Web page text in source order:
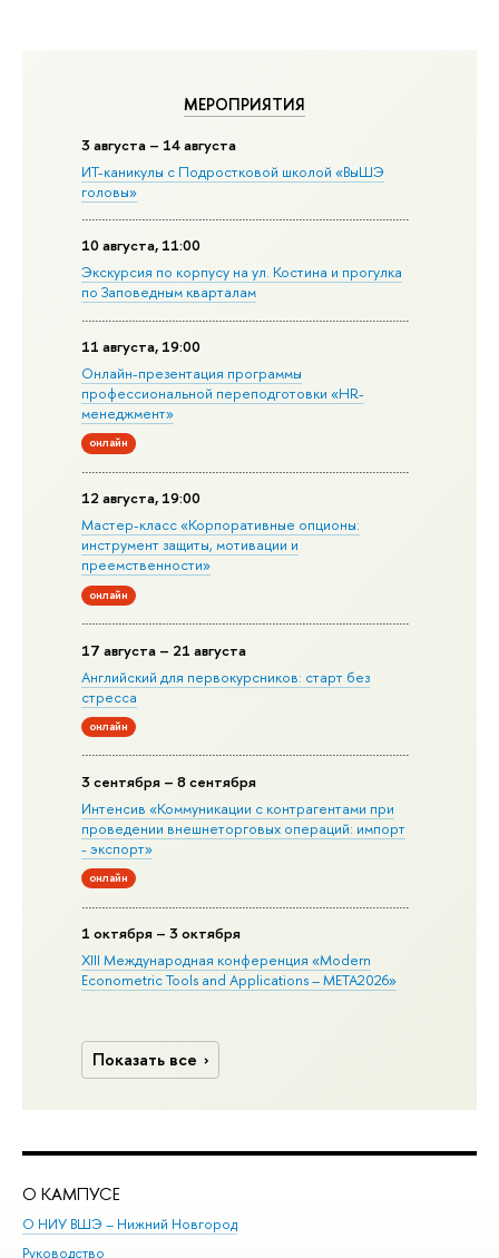
МЕРОПРИЯТИЯ
3 августа – 14 августа
ИТ-каникулы с Подростковой школой «ВыШЭ
головы»
10 августа, 11:00
Экскурсия по корпусу на ул. Костина и прогулка
по Заповедным кварталам
11 августа, 19:00
Онлайн-презентация программы
профессиональной переподготовки «HR-
менеджмент»
онлайн
12 августа, 19:00
Мастер-класс «Корпоративные опционы:
инструмент защиты, мотивации и
преемственности»
онлайн
17 августа – 21 августа
Английский для первокурсников: старт без
стресса
онлайн
3 сентября – 8 сентября
Интенсив «Коммуникации с контрагентами при
проведении внешнеторговых операций: импорт
- экспорт»
онлайн
1 октября – 3 октября
XIII Международная конференция «Modern
Econometric Tools and Applications – META2026»
Показать все
О КАМПУСЕ
О НИУ ВШЭ – Нижний Новгород
Руководство